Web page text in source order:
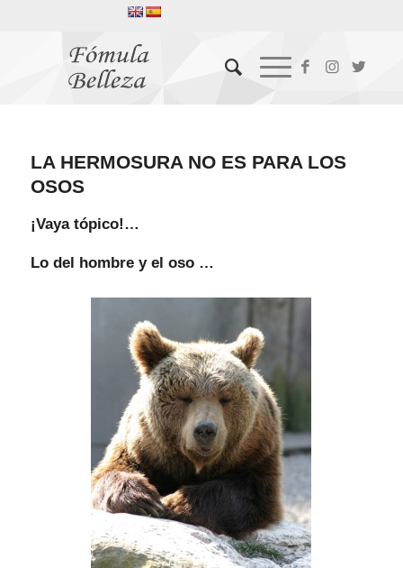
LA HERMOSURA NO ES PARA LOS
OSOS
¡Vaya tópico!…
Lo del hombre y el oso …